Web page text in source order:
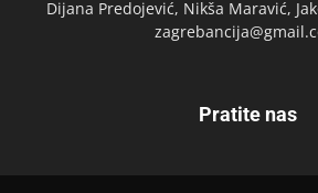
Dijana Predojević, Nikša Maravić,
Pratite nas